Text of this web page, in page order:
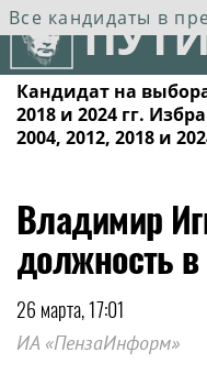
Все кандидаты в
Кандидат на
2018 и 2024 гг.
2004, 2012, 2018 и
Владимир
должность
26 марта, 17:01
ИА «ПензаИнформ»